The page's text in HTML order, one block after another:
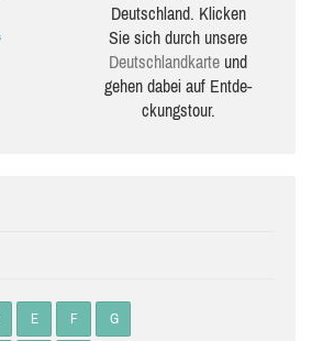
Deutschland. Klicken
Sie sich durch unsere
Deutsch­land­karte und
gehen dabei auf Ent­de­
ckungs­tour.
E F G